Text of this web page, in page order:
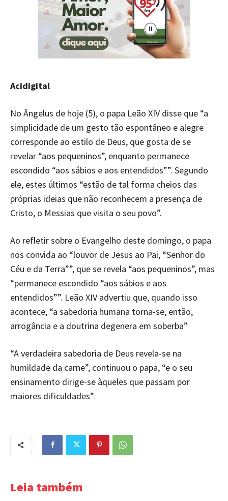
Acidigital
No Ângelus de hoje (5), o papa Leão XIV disse que “a
simplicidade de um gesto tão espontâneo e alegre
corresponde ao estilo de Deus, que gosta de se
revelar “aos pequeninos”, enquanto permanece
escondido “aos sábios e aos entendidos””. Segundo
ele, estes últimos “estão de tal forma cheios das
próprias ideias que não reconhecem a presença de
Cristo, o Messias que visita o seu povo”.
Ao refletir sobre o Evangelho deste domingo, o papa
nos convida ao “louvor de Jesus ao Pai, “Senhor do
Céu e da Terra””, que se revela “aos pequeninos”, mas
“permanece escondido “aos sábios e aos
entendidos””. Leão XIV advertiu que, quando isso
acontece, “a sabedoria humana torna-se, então,
arrogância e a doutrina degenera em soberba”
“A verdadeira sabedoria de Deus revela-se na
humildade da carne”, continuou o papa, “e o seu
ensinamento dirige-se àqueles que passam por
maiores dificuldades”.
Leia também